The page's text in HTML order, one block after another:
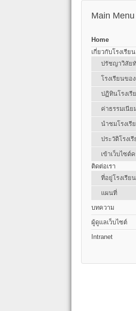
Main Menu
Home
เกี่ยวกับโรงเรียน
ปรัชญาวิสัย
โรงเรียนของ
ปฏิทินโรงเรี
ค่าธรรมเนีย
นำชมโรงเรี
ประวัติโรงเ
เข้าเว็บไซต์
ติดต่อเรา
ที่อยู่โรงเรียน
แผนที่
บทความ
ผู้ดูแลเว็บไซต์
Intranet